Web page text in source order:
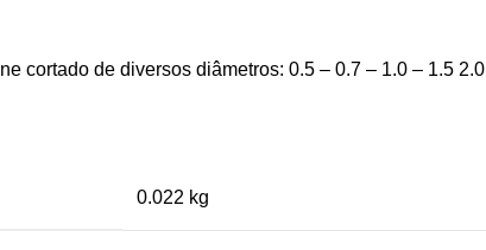
cortado de diversos diâmetros: 0.5 – 0.7 – 1.0 – 1.5 2.0
0.022 kg